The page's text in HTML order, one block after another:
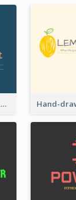
Graphic Croissant Logo For Bakery